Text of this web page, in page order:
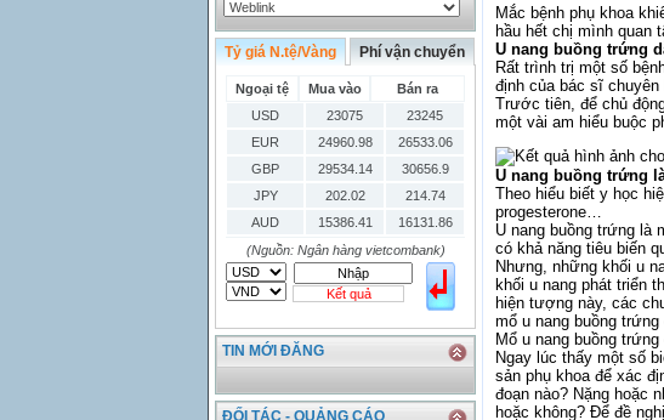
Tỷ giá N.tệ/Vàng Phí vận chuyển
Ngoại tệ Mua vào
Bán ra
USD
23075
23245
EUR
24960.98
26533.06
GBP
29534.14
30656.9
JPY
202.02
214.74
AUD
15386.41
16131.86
HKD
2906.04
3028.6
SGD
16755.29
17427.08
THB
666.2
786.99
CAD
17223.74
18058.21
CHF
23161.62
24283.77
INR
0
(Nguồn: Ngân hàng vietcombank)
Kết quả
TIN MỚI ĐĂNG
ĐỐI TÁC - QUẢNG CÁO
Mắc bệnh phụ khoa
hầu hết chị mình quan
U nang buồng trứng
Rất trình trị một số
định của bác sĩ chuyên
Trước tiên, để chủ
một vài am hiểu buộc
U nang buồng trứng
Theo hiểu biết y học
progesterone…
U nang buồng trứng là
có khả năng tiêu biến
Nhưng, những khối u
khối u nang phát triển
hiện tượng này, các
mổ u nang buồng
Mổ u nang buồng
Ngay lúc thấy một số
sản phụ khoa để xác
đoạn nào? Nặng hoặc
hoặc không? Để đề